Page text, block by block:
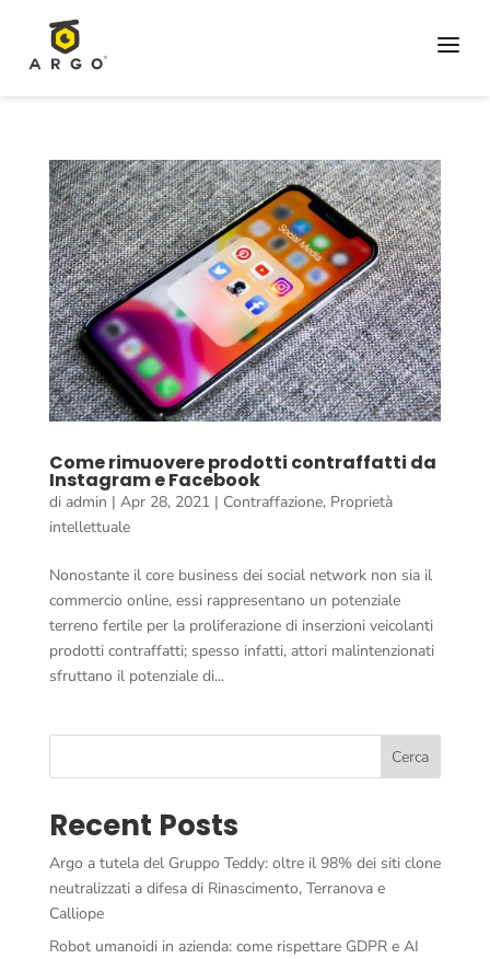
a
Come rimuovere prodotti contraffatti da
Instagram e Facebook
di admin | Apr 28, 2021| Contraffazione, Proprietà
intellettuale
Nonostante il core business dei social network non sia il
commercio online, essi rappresentano un potenziale
terreno fertile per la proliferazione di inserzioni veicolanti
prodotti contraffatti; spesso infatti, attori malintenzionati
sfruttano il potenziale di...
Cerca
Recent Posts
Argo a tutela del Gruppo Teddy: oltre il 98% dei siti clone
neutralizzati a difesa di Rinascimento, Terranova e
Calliope
Robot umanoidi in azienda: come rispettare GDPR e AI